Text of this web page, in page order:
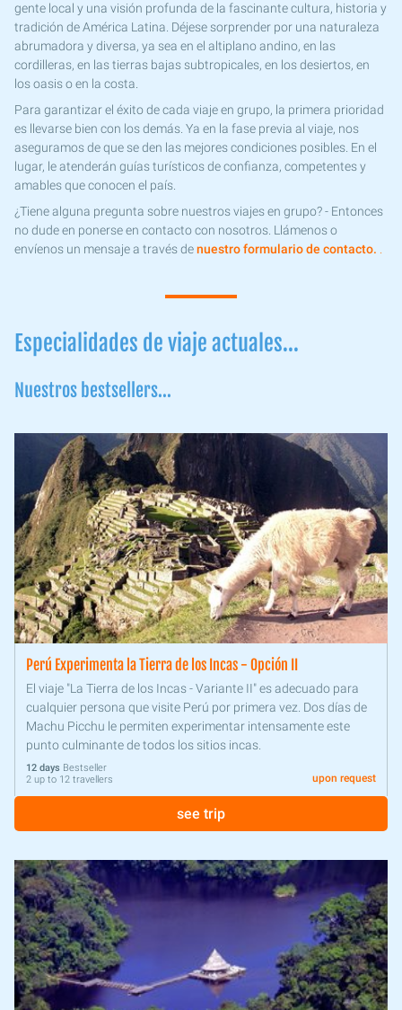
gente local y una visión profunda de la fascinante cultura, historia y
tradición de América Latina. Déjese sorprender por una naturaleza
abrumadora y diversa, ya sea en el altiplano andino, en las
cordilleras, en las tierras bajas subtropicales, en los desiertos, en
los oasis o en la costa.
Para garantizar el éxito de cada viaje en grupo, la primera prioridad
es llevarse bien con los demás. Ya en la fase previa al viaje, nos
aseguramos de que se den las mejores condiciones posibles. En el
lugar, le atenderán guías turísticos de confianza, competentes y
amables que conocen el país.
¿Tiene alguna pregunta sobre nuestros viajes en grupo? - Entonces
no dude en ponerse en contacto con nosotros. Llámenos o
envíenos un mensaje a través denuestro formulario de contacto.
Especialidades de viaje actuales...
Nuestros bestsellers...
Perú Experimenta la Tierra de los Incas - Opción II
El viaje "La Tierra de los Incas - Variante II" es adecuado para
cualquier persona que visite Perú por primera vez. Dos días de
Machu Picchu le permiten experimentar intensamente este
punto culminante de todos los sitios incas.
12 days Bestseller
2 up to 12 travellers
upon request
see trip